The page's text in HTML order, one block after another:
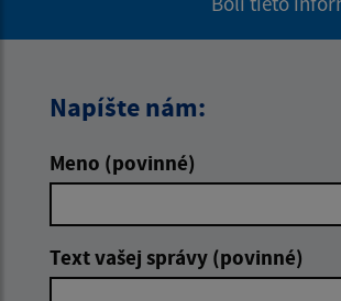
Napíšte nám:
Meno (povinné)
Text vašej správy (povinné)